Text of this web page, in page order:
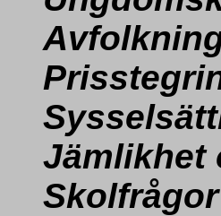
Jämlikhet
Skolfrågor